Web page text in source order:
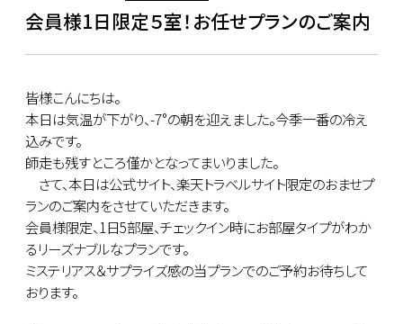
会員様1日限定５室！お任せプランのご案内
皆様こんにちは。
本日は気温が下がり、-7°の朝を迎えました。今季一番の冷え
込みです。
師走も残すところ僅かとなってまいりました。
さて、本日は公式サイト、楽天トラベルサイト限定のおませプ
ランのご案内をさせていただきます。
会員様限定、1日5部屋、チェックイン時にお部屋タイプがわか
るリーズナブルなプランです。
ミステリアス＆サプライズ感の当プランでのご予約お待ちして
おります。